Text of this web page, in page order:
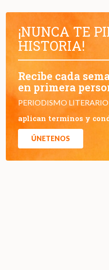
¡NUNCA TE
HISTORIA!
Recibe cada
en primera
PERIODISMO
aplican terminos y
ÚNETENOS